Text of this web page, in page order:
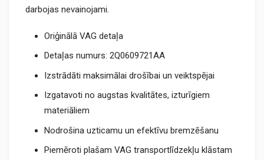
darbojas nevainojami.
Oriģinālā VAG detaļa
Detaļas numurs: 2Q0609721AA
Izstrādāti maksimālai drošībai un veiktspējai
Izgatavoti no augstas kvalitātes, izturīgiem
materiāliem
Nodrošina uzticamu un efektīvu bremzēšanu
Piemēroti plašam VAG transportlīdzekļu klāstam